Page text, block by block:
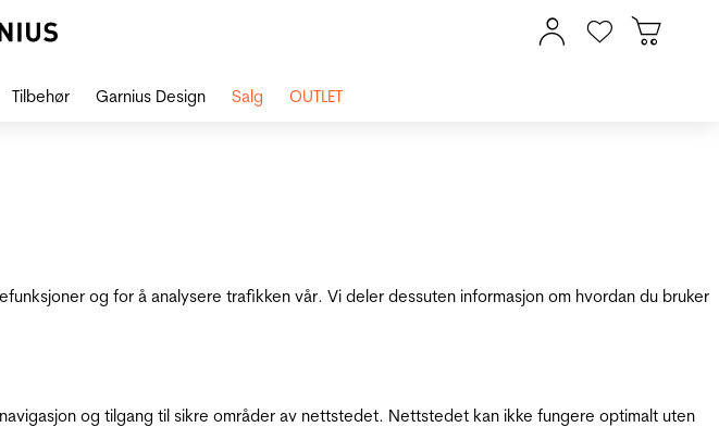
og for å analysere trafikken vår. Vi deler dessuten informasjon om hvordan du bruker
og tilgang til sikre områder av nettstedet. Nettstedet kan ikke fungere optimalt uten
Tilbehør Garnius Design Salg OUTLET